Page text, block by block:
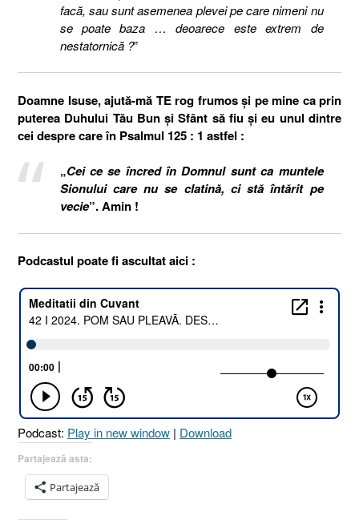
facă, sau sunt asemenea plevei pe care nimeni nu
se poate baza … deoarece este extrem de
nestatornică ?”
Doamne Isuse, ajută-mă TE rog frumos și pe mine ca prin
puterea Duhului Tău Bun și Sfânt să fiu și eu unul dintre
cei despre care în Psalmul 125 : 1 astfel :
„Cei ce se încred în Domnul sunt ca muntele
Sionului care nu se clatină, ci stă întărit pe
vecie”. Amin !
Podcastul poate fi ascultat aici :
Podcast: Play in new window | Download
Partajează asta:
Partajează